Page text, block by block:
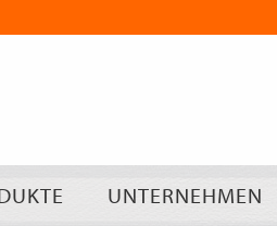
UNTERNEHMEN